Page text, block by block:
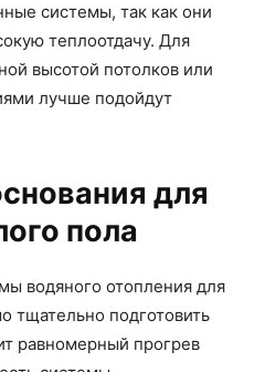
системы, так как они
теплоотдачу. Для
высотой потолков или
лучше подойдут
для
пола
водяного отопления для
тщательно подготовить
равномерный прогрев